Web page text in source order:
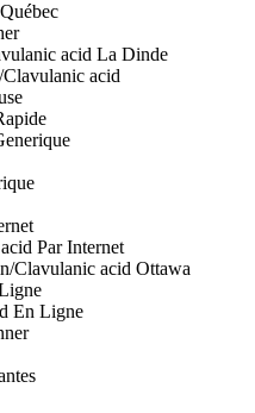
acid La Dinde
acid
Par Internet
Clavulanic acid Ottawa
En Ligne